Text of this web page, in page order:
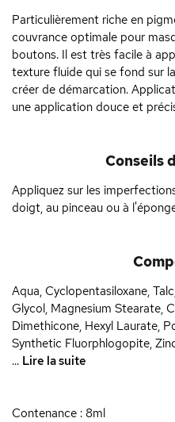
Particulièrement riche en
couvrance optimale pour
boutons. Il est très facile à
texture fluide qui se fond sur
créer de démarcation.
une application douce et
Conseils
Appliquez sur les
doigt, au pinceau ou à
Aqua, Cyclopentasiloxane,
Glycol, Magnesium Stearate,
Dimethicone, Hexyl Laurate,
Synthetic Fluorphlogopite,
... Lire la suite
Contenance : 8ml